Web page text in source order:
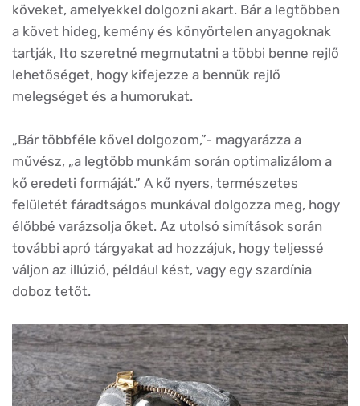
köveket, amelyekkel dolgozni akart. Bár a legtöbben
a követ hideg, kemény és könyörtelen anyagoknak
tartják, Ito szeretné megmutatni a többi benne rejlő
lehetőséget, hogy kifejezze a bennük rejlő
melegséget és a humorukat.
„Bár többféle kővel dolgozom,”- magyarázza a
művész, „a legtöbb munkám során optimalizálom a
kő eredeti formáját.” A kő nyers, természetes
felületét fáradtságos munkával dolgozza meg, hogy
élőbbé varázsolja őket. Az utolsó simítások során
további apró tárgyakat ad hozzájuk, hogy teljessé
váljon az illúzió, például kést, vagy egy szardínia
doboz tetőt.